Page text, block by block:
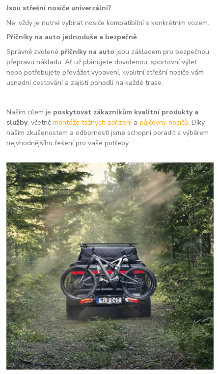
Jsou střešní nosiče univerzální?
Ne, vždy je nutné vybírat nosiče kompatibilní s konkrétním vozem.
Příčníky na auto jednoduše a bezpečně
Správně zvolené příčníky na auto jsou základem pro bezpečnou
přepravu nákladu. Ať už plánujete dovolenou, sportovní výlet
nebo potřebujete převážet vybavení, kvalitní střešní nosiče vám
usnadní cestování a zajistí pohodlí na každé trase.
Naším cílem je poskytovat zákazníkům kvalitní produkty a
služby, včetněmontáže tažných zařízení apůjčovny nosičů. Díky
našim zkušenostem a odbornosti jsme schopni poradit s výběrem
nejvhodnějšího řešení pro vaše potřeby.